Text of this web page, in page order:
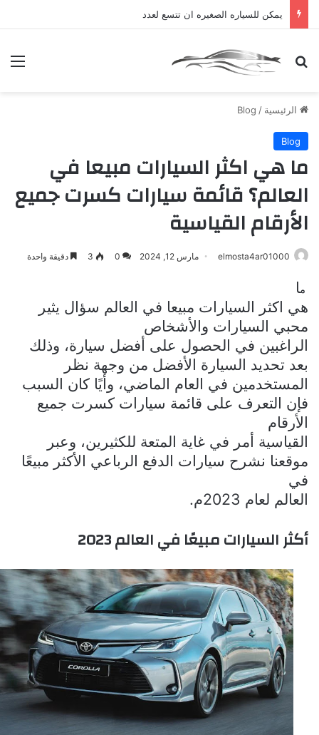
يمكن للسياره الصغيره ان تتسع لعدد
بحث عن
الرئيسية /
Blog
Blog
ما هي اكثر السيارات مبيعا في
العالم؟ قائمة سيارات كسرت جميع
الأرقام القياسية
elmosta4ar01000 مارس 12, 2024 0
3 دقيقة واحدة
ما
هي اكثر السيارات مبيعا في العالم سؤال يثير
محبي السيارات والأشخاص
الراغبين في الحصول على أفضل سيارة، وذلك
بعد تحديد السيارة الأفضل من وجهة نظر
المستخدمين في العام الماضي، وأيًا كان السبب
فإن التعرف على قائمة سيارات كسرت جميع
الأرقام
القياسية أمر في غاية المتعة للكثيرين، وعبر
موقعنا نشرح سيارات الدفع الرباعي الأكثر مبيعًا
في
العالم لعام 2023
م.
أكثر السيارات مبيعًا في العالم